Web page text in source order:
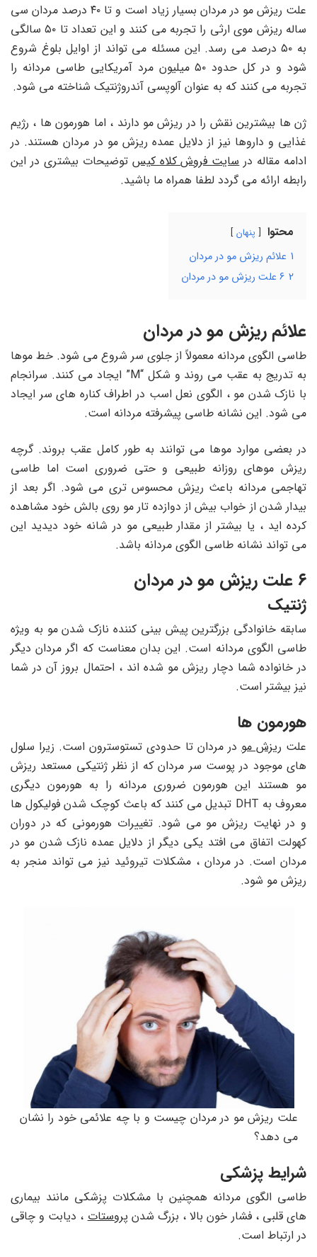
علت ریزش مو در مردان بسیار زیاد است و تا ۴۰ درصد مردان سی
ساله ریزش موی ارثی را تجربه می کنند و این تعداد تا ۵۰ سالگی
به ۵۰ درصد می رسد. این مسئله می تواند از اوایل بلوغ شروع
شود و در کل حدود ۵۰ میلیون مرد آمریکایی طاسی مردانه را
تجربه می کنند که به عنوان آلوپسی آندروژنتیک شناخته می شود.
ژن ها بیشترین نقش را در ریزش مو دارند ، اما هورمون ها ، رژیم
غذایی و داروها نیز از دلایل عمده ریزش مو در مردان هستند. در
ادامه مقاله درسایت فروش کلاه کیس توضیحات بیشتری در این
رابطه ارائه می گردد لطفا همراه ما باشید.
محتوا پنهان
1 علائم ریزش مو در مردان
2 ۶ علت ریزش مو در مردان
علائم ریزش مو در مردان
طاسی الگوی مردانه معمولاً از جلوی سر شروع می شود. خط موها
به تدریج به عقب می روند و شکل “M” ایجاد می کنند. سرانجام
با نازک شدن مو ، الگوی نعل اسب در اطراف کناره های سر ایجاد
می شود. این نشانه طاسی پیشرفته مردانه است.
در بعضی موارد موها می توانند به طور کامل عقب بروند. گرچه
ریزش موهای روزانه طبیعی و حتی ضروری است اما طاسی
تهاجمی مردانه باعث ریزش محسوس تری می شود. اگر بعد از
بیدار شدن از خواب بیش از دوازده تار مو روی بالش خود مشاهده
کرده اید ، یا بیشتر از مقدار طبیعی مو در شانه خود دیدید این
می تواند نشانه طاسی الگوی مردانه باشد.
۶ علت ریزش مو در مردان
ژنتیک
سابقه خانوادگی بزرگترین پیش بینی کننده نازک شدن مو به ویژه
طاسی الگوی مردانه است. این بدان معناست که اگر مردان دیگر
در خانواده شما دچار ریزش مو شده اند ، احتمال بروز آن در شما
نیز بیشتر است.
هورمون ها
علت ریزش مودر مردان تا حدودی تستوسترون است. زیرا سلول
های موجود در پوست سر مردان که از نظر ژنتیکی مستعد ریزش
مو هستند این هورمون ضروری مردانه را به هورمون دیگری
معروف به DHT تبدیل می کنند که باعث کوچک شدن فولیکول ها
و در نهایت ریزش مو می شود. تغییرات هورمونی که در دوران
کهولت اتفاق می افتد یکی دیگر از دلایل عمده نازک شدن مو در
مردان است. در مردان ، مشکلات تیروئید نیز می تواند منجر به
ریزش مو شود.
علت ریزش مو در مردان چیست و با چه علائمی خود را نشان
می دهد؟
شرایط پزشکی
طاسی الگوی مردانه همچنین با مشکلات پزشکی مانند بیماری
های قلبی ، فشار خون بالا ، بزرگ شدن پروستات، دیابت و چاقی
در ارتباط است.